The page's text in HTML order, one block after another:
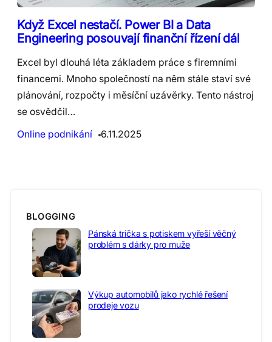
Když Excel nestačí. Power BI a Data
Engineering posouvají finanční řízení dál
Excel byl dlouhá léta základem práce s firemními
financemi. Mnoho společností na něm stále staví své
plánování, rozpočty i měsíční uzávěrky. Tento nástroj
se osvědčil…
Online podnikání
6.11.2025
BLOGGING
Pánská trička s potiskem vyřeší věčný
problém s dárky pro muže
Výkup automobilů jako rychlé řešení
prodeje vozu